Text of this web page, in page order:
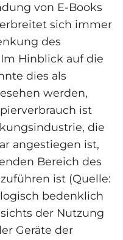
von E-Books
sich immer
des
Hinblick auf die
dies als
werden,
ist
die
angestiegen ist,
Bereich des
ist (Quelle:
bedenklich
der Nutzung
Geräte der